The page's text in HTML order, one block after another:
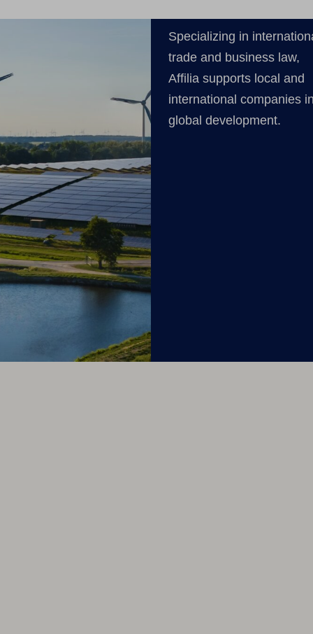
Specializing in
trade and business law,
Affilia supports local and
international companies
global development.